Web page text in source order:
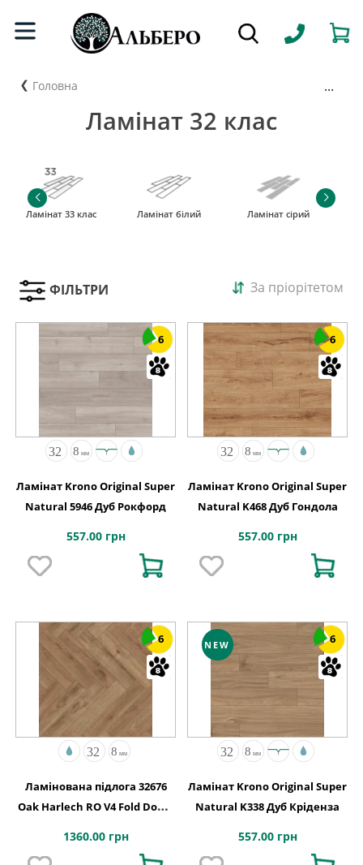
Головна ...
Ламінат 32 клас
Ламінат 33 клас Ламінат білий Ламінат сірий
ФІЛЬТРИ За пріорітетом
6
Ламінат Krono Original Super
Natural 5946 Дуб Рокфорд
557.00 грн
6
Ламінат Krono Original Super
Natural K468 Дуб Гондола
557.00 грн
6
Ламінована підлога 32676
Oak Harlech RO V4 Fold Down
1360.00 грн
NEW 6
Ламінат Krono Original Super
Natural K338 Дуб Кріденза
557.00 грн